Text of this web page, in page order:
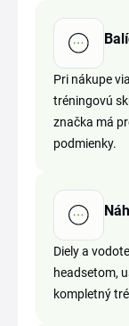
Pri nákupe
tréningovú
značka má
podmienky.
Diely a
headsetom,
kompletný